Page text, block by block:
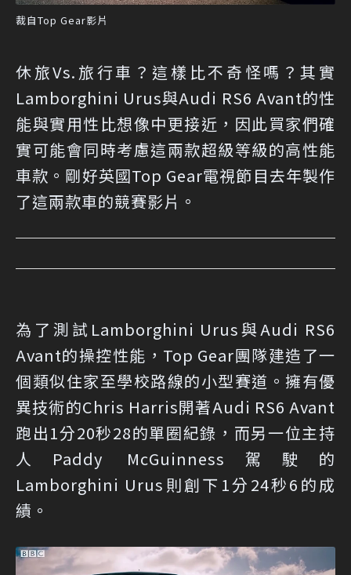
裁自Top Gear影片
休旅Vs.旅行車？這樣比不奇怪嗎？其實
Lamborghini Urus與Audi RS6 Avant的性
能與實用性比想像中更接近，因此買家們確
實可能會同時考慮這兩款超級等級的高性能
車款。剛好英國Top Gear電視節目去年製作
了這兩款車的競賽影片。
為了測試Lamborghini Urus與Audi RS6
Avant的操控性能，Top Gear團隊建造了一
個類似住家至學校路線的小型賽道。擁有優
異技術的Chris Harris開著Audi RS6 Avant
跑出1分20秒28的單圈紀錄，而另一位主持
人Paddy McGuinness駕駛的
Lamborghini Urus則創下1分24秒6的成
績。